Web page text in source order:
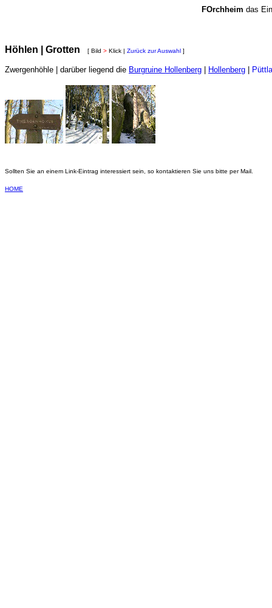
FOrchheim das
Höhlen | Grotten [ Bild > Klick | Zurück zur Auswahl ]
Zwergenhöhle | darüber liegend die Burgruine Hollenberg Hollenberg
Sollten Sie an einem Link-Eintrag interessiert sein, so kontaktieren Sie uns bitte per Mail.
HOME